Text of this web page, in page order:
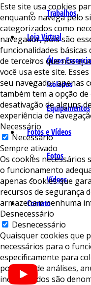
Trabalhos
Loja Virtual
Óleos
Isolados
Equipamentos
Fotos e Vídeos
Fotos
Vídeos
Contato
Este site usa cookies
enquanto navega pelo
categorizados como
navegador, pois são
funcionalidades básicas
de terceiros que nos
você usa este site.
seu navegador apenas
também tem a opção de
desativação de alguns
experiência de
Necessário
Necessário
Sempre ativado
Os cookies necessários
o funcionamento
apenas cookies que
recursos de segurança
armazenam nenhuma
Desnecessário
Desnecessário
Quaisquer cookies que
necessários para o
especificamente para
por meio de análises,
incorporados são